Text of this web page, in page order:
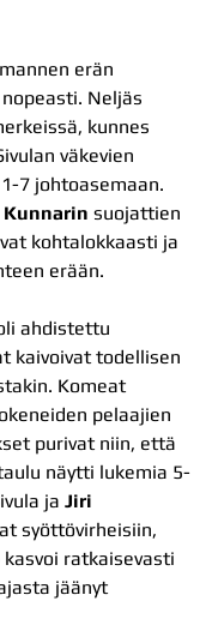
erän
Neljäs
kunnes
väkevien
7 johtoasemaan.
suojattien
kohtalokkaasti ja
erään.
ahdistettu
kaivoivat todellisen
Komeat
pelaajien
purivat niin, että
näytti lukemia 5-
ja Jiri
syöttövirheisiin,
ratkaisevasti
jäänyt